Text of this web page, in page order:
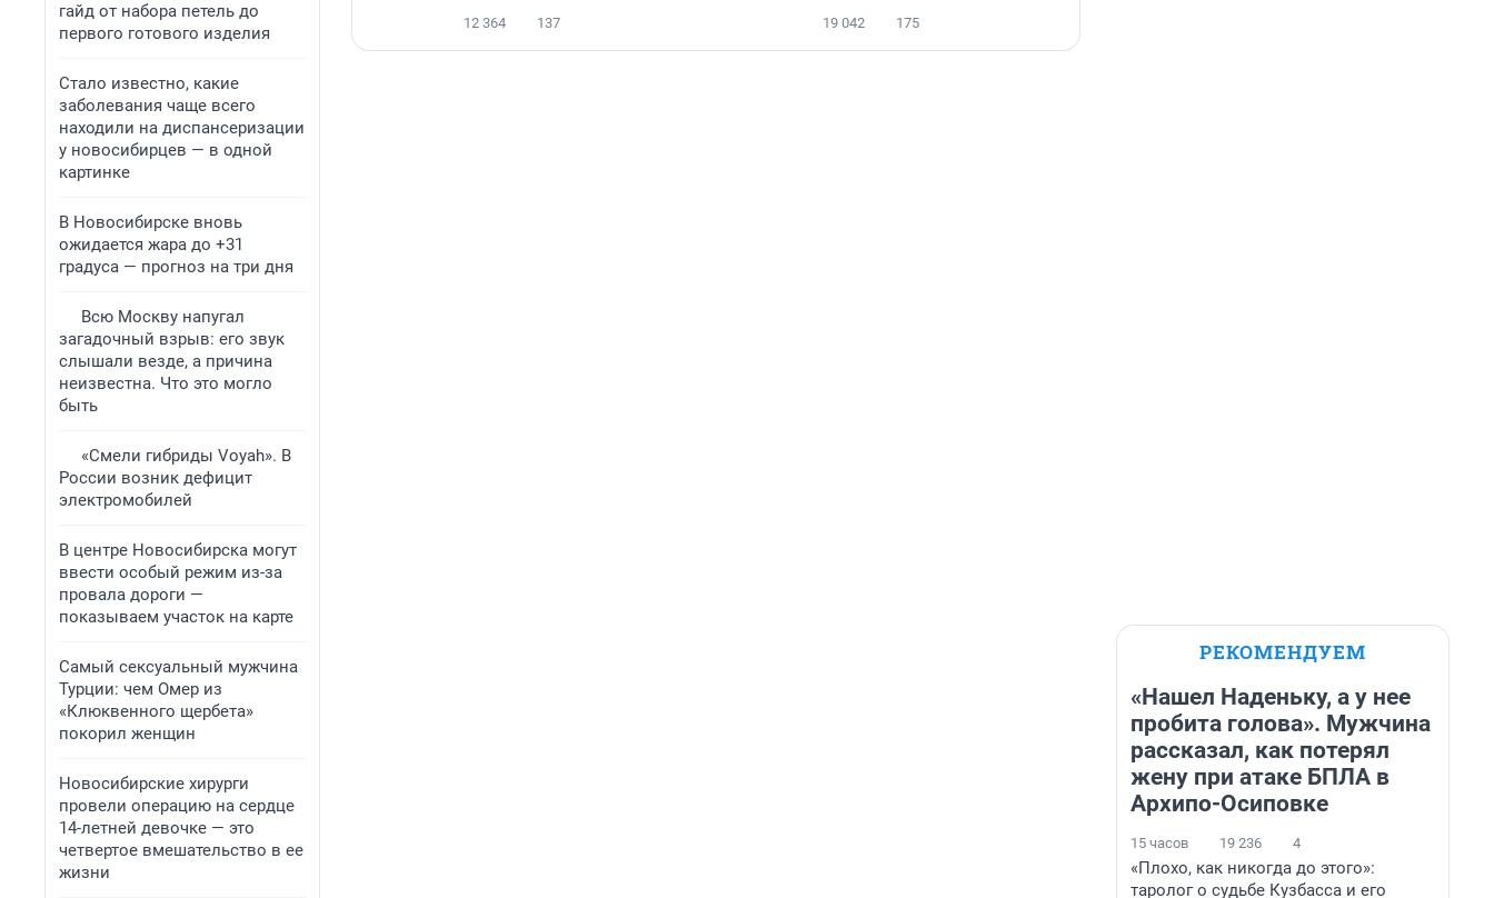
гайд от набора петель до
первого готового изделия
Стало известно, какие
заболевания чаще всего
находили на диспансеризации
у новосибирцев — в одной
картинке
В Новосибирске вновь
ожидается жара до +31
градуса — прогноз на три дня
Всю Москву напугал
загадочный взрыв: его звук
слышали везде, а причина
неизвестна. Что это могло
быть
«Смели гибриды Voyah». В
России возник дефицит
электромобилей
В центре Новосибирска могут
ввести особый режим из-за
провала дороги —
показываем участок на карте
Самый сексуальный мужчина
Турции: чем Омер из
«Клюквенного щербета»
покорил женщин
Новосибирские хирурги
провели операцию на сердце
14-летней девочке — это
четвертое вмешательство в ее
жизни
12 364 137 19 042 175
РЕКОМЕНДУЕМ
«Нашел Наденьку, а у нее
пробита голова». Мужчина
рассказал, как потерял
жену при атаке БПЛА в
Архипо-Осиповке
15 часов 19 236 4
«Плохо, как никогда до этого»:
таролог о судьбе Кузбасса и его